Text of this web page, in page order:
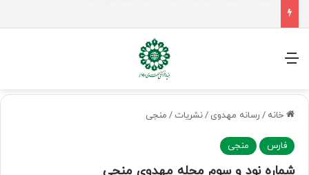
منو
خانه / رسانه مهدوی /نشریات / منجی
فارس منجی
شماره نود و سوم مجله مهدوی منجی